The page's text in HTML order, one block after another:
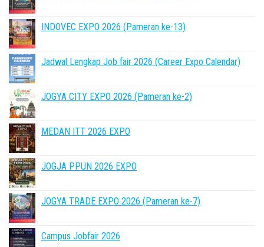
INDOVEC EXPO 2026 (Pameran ke-13)
Jadwal Lengkap Job fair 2026 (Career Expo Calendar)
JOGYA CITY EXPO 2026 (Pameran ke-2)
MEDAN ITT 2026 EXPO
JOGJA PPUN 2026 EXPO
JOGYA TRADE EXPO 2026 (Pameran ke-7)
Campus Jobfair 2026